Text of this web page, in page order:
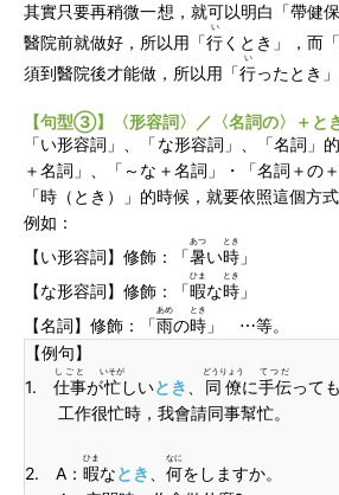
其實只要再稍微一想，就可以明白「帶健
醫院前就做好，所以用「行
い
くとき」，而
須到醫院後才能做，所以用「行
い
ったとき」
【句型③】〈形容詞〉／〈名詞の〉＋と
「い形容詞」、「な形容詞」、「名詞」
＋名詞」、「～な＋名詞」・「名詞＋の
「時（とき）」的時候，就要依照這個方式
例如：
【い形容詞】修飾：「暑
あつ
い時
とき
」
【な形容詞】修飾：「暇
ひま
な時
とき
」
【名詞】修飾：「雨
あめ
の時
とき
」 ⋯等。
【例句】
1. 仕事
しごと
が忙
いそが
しいとき 同僚
どうりょう
に手伝
てつだ
って
工作很忙時，我會請同事幫忙。
2. A： 暇
ひま
なとき 何
なに
をしますか。